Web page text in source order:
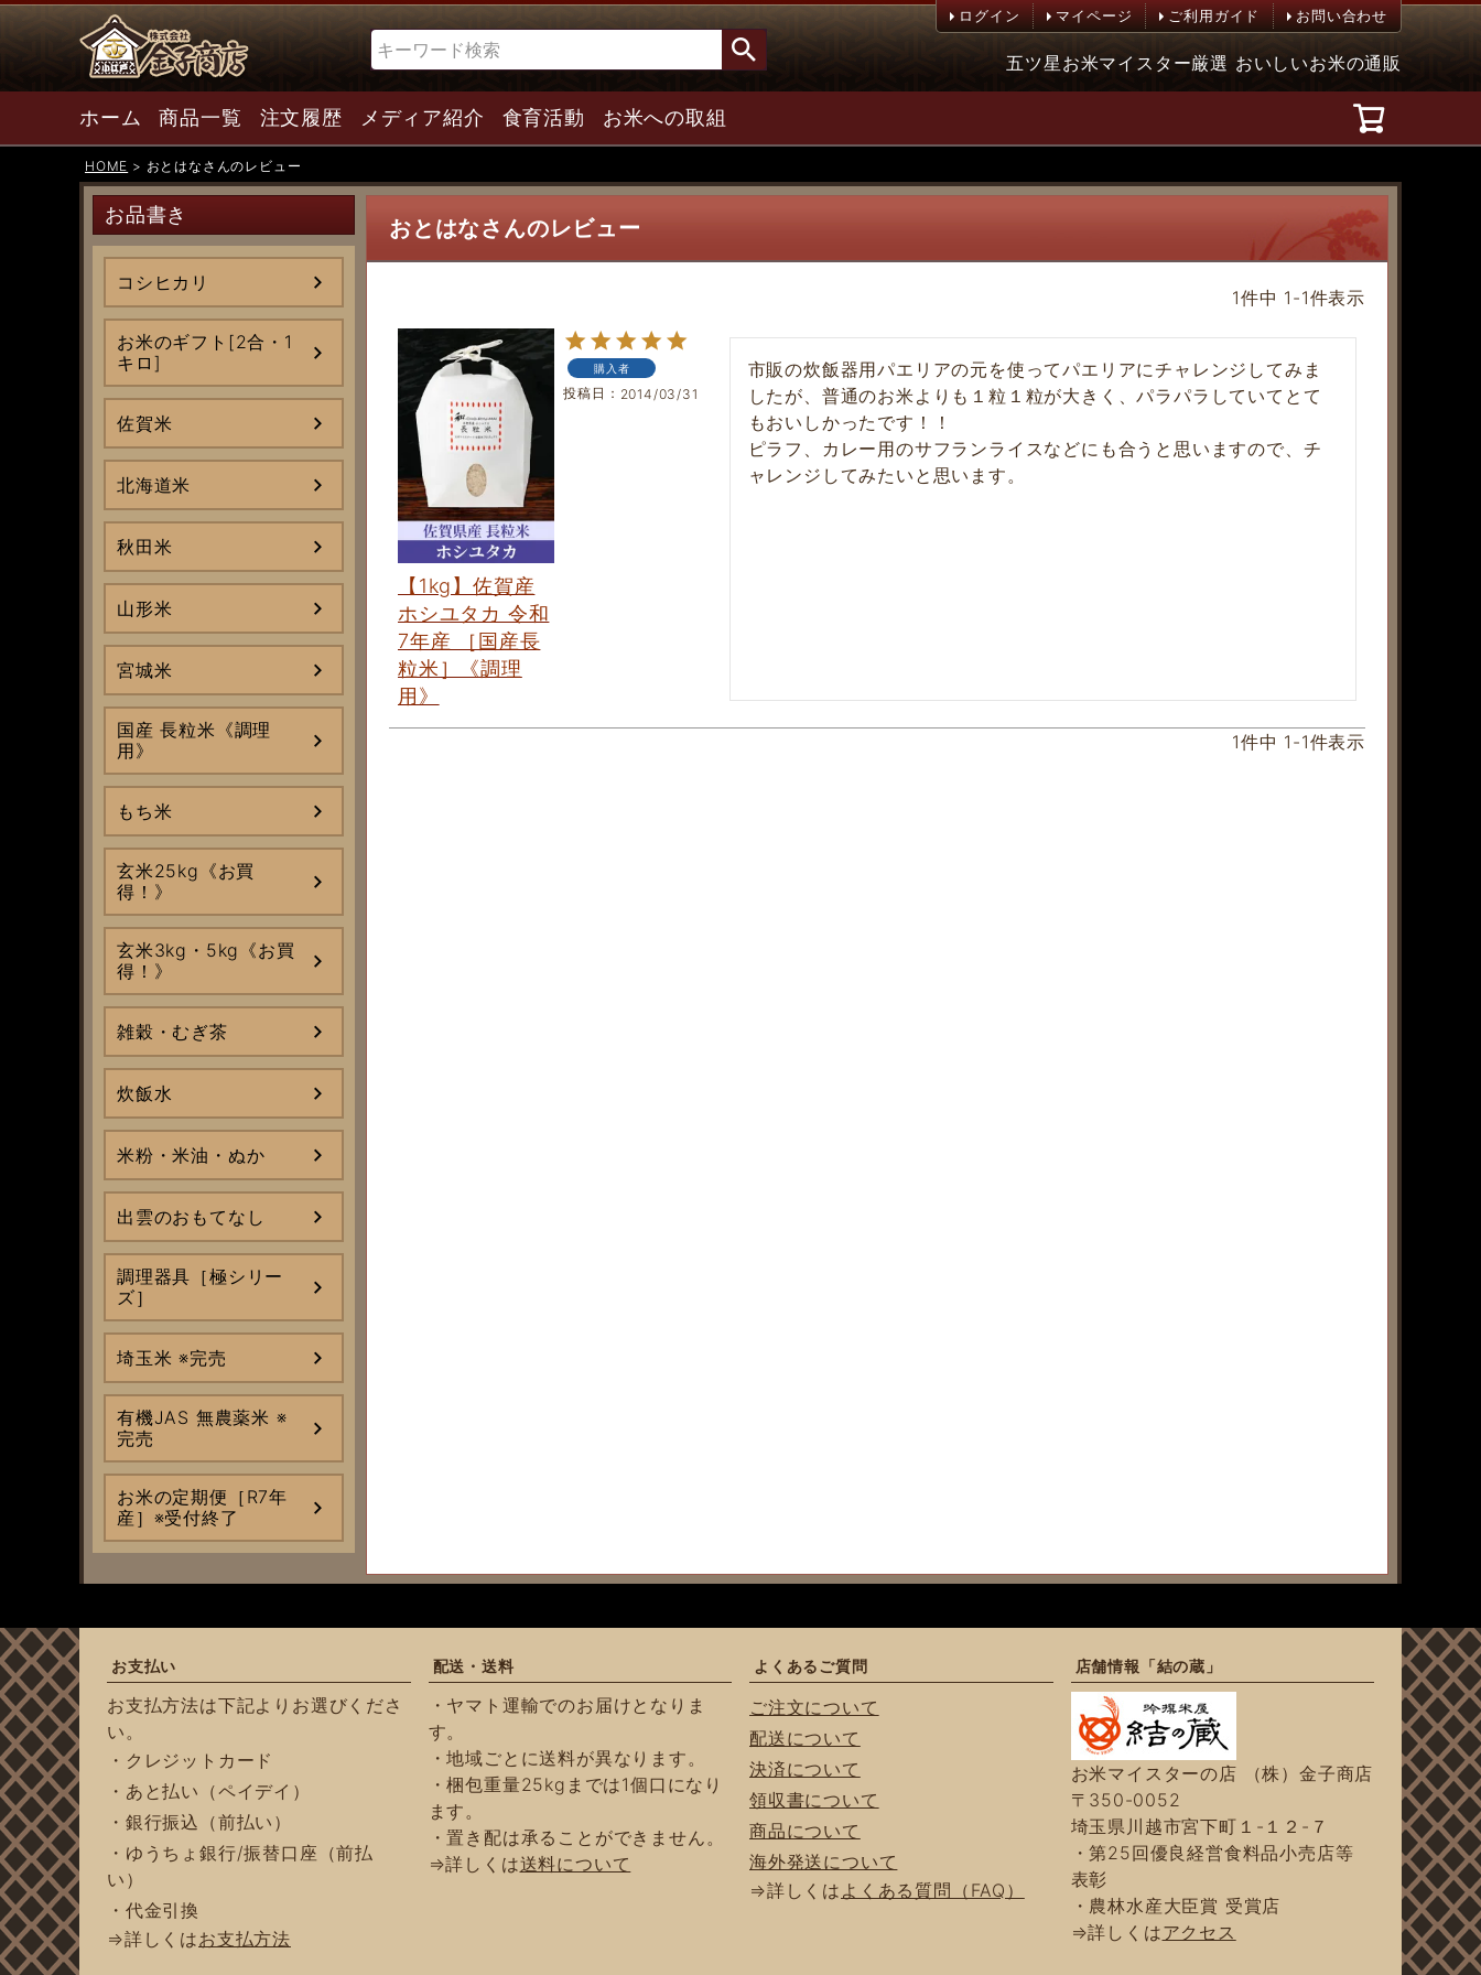
検索
ログイン マイページ ご利用ガイド お問い合わせ
五ツ星お米マイスター厳選 おいしいお米の通販
ホーム 商品一覧 注文履歴 メディア紹介 食育活動 お米への取組
HOME おとはなさんのレビュー
お品書き
コシヒカリ
お米のギフト[2合・1
キロ]
佐賀米
北海道米
秋田米
山形米
宮城米
国産 長粒米《調理
用》
もち米
玄米25kg《お買
得！》
玄米3kg・5kg《お買
得！》
雑穀・むぎ茶
炊飯水
米粉・米油・ぬか
出雲のおもてなし
調理器具［極シリー
ズ］
埼玉米 ※完売
有機JAS 無農薬米 ※
完売
お米の定期便［R7年
産］※受付終了
おとはなさんのレビュー
1件中 1 -1件表示
【1kg】佐賀産
ホシユタカ 令和
7年産 ［国産長
粒米］《調理
用》
購入者
投稿日 2014/03/31
市販の炊飯器用パエリアの元を使ってパエリアにチャレンジしてみま
したが、普通のお米よりも１粒１粒が大きく、パラパラしていてとて
もおいしかったです！！
ピラフ、カレー用のサフランライスなどにも合うと思いますので、チ
1件中 1 -1件表示
お支払い
お支払方法は下記よりお選びくださ
い。
・クレジットカード
・あと払い（ペイデイ）
・銀行振込（前払い）
・ゆうちょ銀行/振替口座（前払
い）
・代金引換
⇒詳しくはお支払方法
配送・送料
・ヤマト運輸でのお届けとなりま
す。
・地域ごとに送料が異なります。
・梱包重量25kgまでは1個口になり
ます。
・置き配は承ることができません。
⇒詳しくは送料について
よくあるご質問
ご注文について
配送について
決済について
領収書について
商品について
海外発送について
⇒詳しくは よくある質問（FAQ）
店舗情報「結の蔵」
お米マイスターの店 （株）金子商店
〒350-0052
埼玉県川越市宮下町１-１２-７
・第25回優良経営食料品小売店等
表彰
・農林水産大臣賞 受賞店
⇒詳しくはアクセス